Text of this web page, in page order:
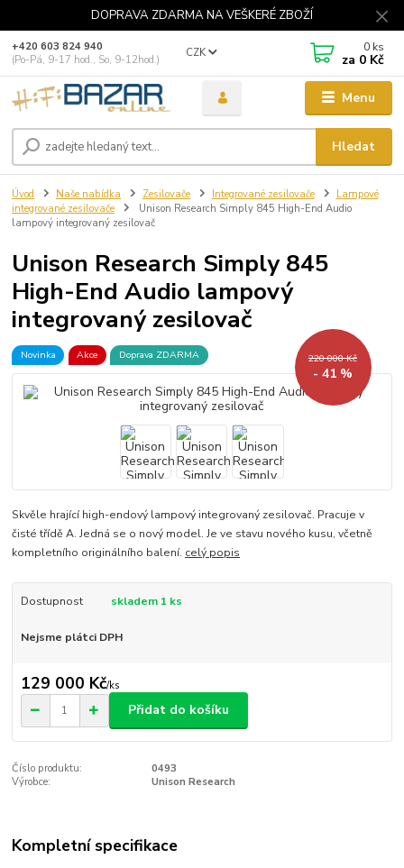
DOPRAVA ZDARMA NA VEŠKERÉ ZBOŽÍ
Menu
CZK
Hledat
+420 603 824 940
(Po-Pá, 9-17 hod., So, 9-12hod.)
0 ks
za 0 Kč
Úvod Naše nabídka Zesilovače Integrované zesilovače
Lampové
integrované zesilovače
Unison Research Simply 845 High-End Audio
lampový integrovaný zesilovač
Unison Research Simply 845
High-End Audio lampový
integrovaný zesilovač
Novinka Akce Doprava ZDARMA 220 000 Kč
- 41 %
Skvěle hrající high-endový lampový integrovaný zesilovač. Pracuje v
čisté třídě A. Jedná se o nový model. Je ve stavu nového kusu, včetně
kompletního originálního balení. celý popis
Dostupnost skladem 1 ks
Nejsme plátci DPH
129 000 Kč/ks
Přidat do košíku
Číslo produktu:
0493
Výrobce:
Unison Research
Kompletní specifikace